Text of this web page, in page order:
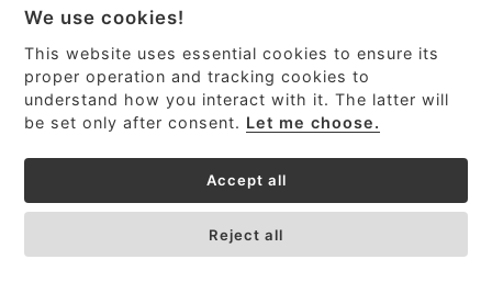
EMILIE
První nano-elektro-mechanický (NEMS) FTIR analyzátor
We use cookies!
This website uses essential cookies to ensure its
proper operation and tracking cookies to
understand how you interact with it. The latter will
be set only after consent. Let me choose.
Accept all
Reject all